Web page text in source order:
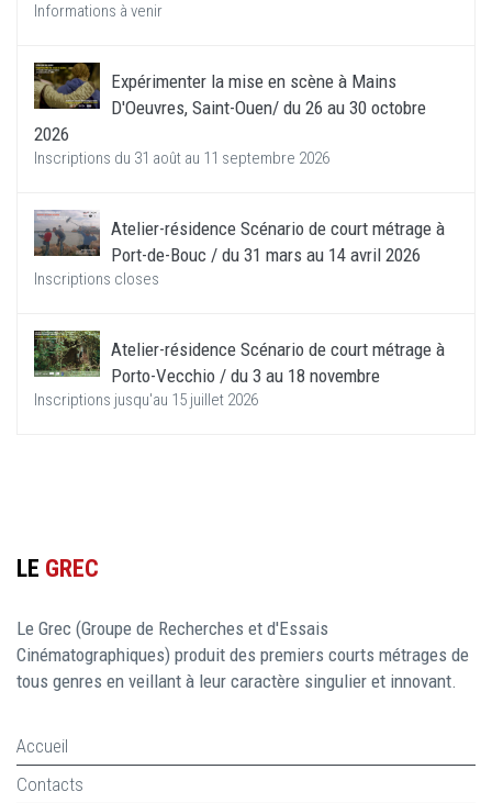
Informations à venir
Expérimenter la mise en scène à Mains
D'Oeuvres, Saint-Ouen/ du 26 au 30 octobre
2026
Inscriptions du 31 août au 11 septembre 2026
Atelier-résidence Scénario de court métrage à
Port-de-Bouc / du 31 mars au 14 avril 2026
Inscriptions closes
Atelier-résidence Scénario de court métrage à
Porto-Vecchio / du 3 au 18 novembre
Inscriptions jusqu'au 15 juillet 2026
LE GREC
Le Grec (Groupe de Recherches et d'Essais
Cinématographiques) produit des premiers courts métrages de
tous genres en veillant à leur caractère singulier et innovant.
Accueil
Contacts